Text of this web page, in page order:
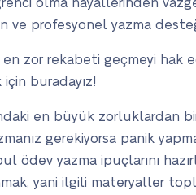
olma hayallerinden
ve profesyonel yazma
zor rekabeti geçmeyi hak
için buradayız!
en büyük
gerekiyorsa panik
ödev yazma ipuçlarını
yani ilgili materyaller